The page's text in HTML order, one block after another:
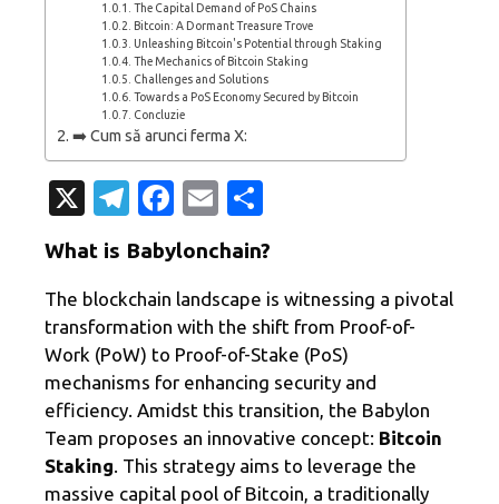
The Capital Demand of PoS Chains
Bitcoin: A Dormant Treasure Trove
Unleashing Bitcoin's Potential through Staking
The Mechanics of Bitcoin Staking
Challenges and Solutions
Towards a PoS Economy Secured by Bitcoin
Concluzie
➡️ Cum să arunci ferma X:
X
T
el
e
gr
a
m
Fa
c
e
b
o
o
k
E
m
ail
ar
ta
je
az
ă
What is Babylonchain?
The blockchain landscape is witnessing a pivotal
transformation with the shift from Proof-of-
Work (PoW) to Proof-of-Stake (PoS)
mechanisms for enhancing security and
efficiency. Amidst this transition, the Babylon
Team proposes an innovative concept: Bitcoin
Staking. This strategy aims to leverage the
massive capital pool of Bitcoin, a traditionally